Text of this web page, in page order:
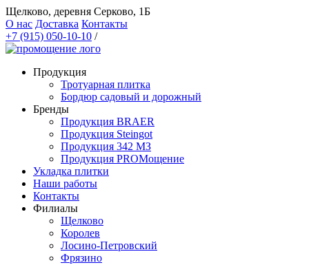
Щелково, деревня Серково, 1Б
О нас Доставка Контакты
+7 (915) 050-10-10 /
Продукция
Тротуарная плитка
Бордюр садовый и дорожный
Бренды
Продукция BRAER
Продукция Steingot
Продукция 342 МЗ
Продукция PROМощение
Укладка плитки
Наши работы
Контакты
Филиалы
Щелково
Королев
Лосино-Петровский
Фрязино